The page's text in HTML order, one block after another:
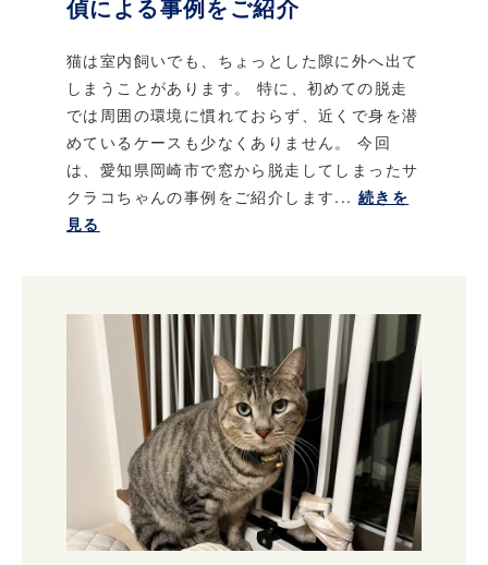
偵による事例をご紹介
猫は室内飼いでも、ちょっとした隙に外へ出て
しまうことがあります。 特に、初めての脱走
では周囲の環境に慣れておらず、近くで身を潜
めているケースも少なくありません。 今回
は、愛知県岡崎市で窓から脱走してしまったサ
クラコちゃんの事例をご紹介します... 続きを
見る